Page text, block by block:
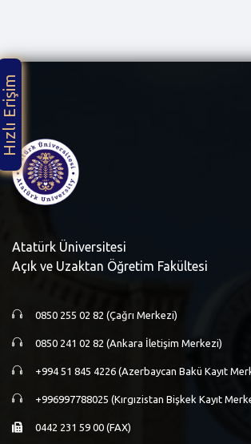
Atatürk Üniversitesi
Açık ve Uzaktan Öğretim Fakültesi
0850 255 02 82 (Çağrı Merkezi)
0850 241 02 82 (Ankara İletişim Merkezi)
+994 51 845 4226 (Azerbaycan Bakü Kayıt
+996997788025 (Kırgızistan Bişkek Kayıt
0442 231 59 00 (FAX)
Hızlı Erişim